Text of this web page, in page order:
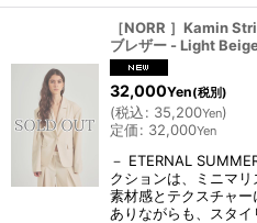
［NORR ］Kamin
ブレザー - Light
32,000Yen(税別)
(税込: 35,200Yen)
定価: 32,000Yen
－ ETERNAL
クションは、ミニマ
素材感とテクスチャ
ありながらも、スタ